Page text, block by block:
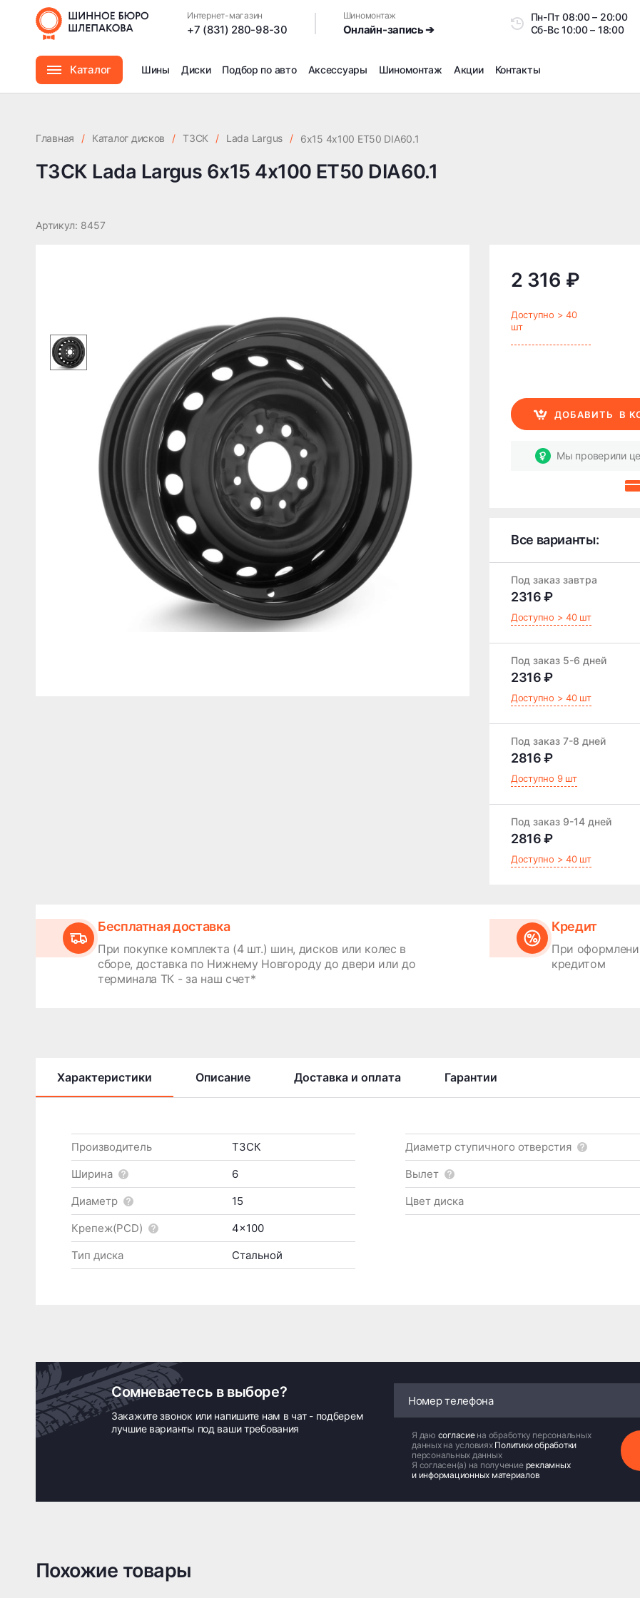
Интернет-магазин
+7 (831) 280-98-30
Шиномонтаж
Онлайн-запись ➔
Пн-Пт08:00 – 20:00
Сб-Вс10:00 – 18:00
Каталог Шины Диски Подбор по авто Аксессуары Шиномонтаж
Сезонное хранение
Дошиповка, Ошиповка, Перешиповка зимней резины
Акции Контакты
ТЗСК Lada Largus 6x15 4x100 ET50 DIA60.1
Главная / Каталог дисков / ТЗСК / Lada Largus / 6x15 4x100 ET50 DIA60.1
ТЗСК Lada Largus 6x15 4x100 ET50 DIA60.1
Артикул: 8457
2 316 ₽
Доступно > 40
шт
ДОБАВИТЬ В
Мы проверили
Все варианты:
Под заказ завтра
2316 ₽
Доступно > 40 шт
Под заказ 5-6 дней
2316 ₽
Доступно > 40 шт
Под заказ 7-8 дней
2816 ₽
Доступно 9 шт
Под заказ 9-14 дней
2816 ₽
Доступно > 40 шт
Бесплатная доставка
При покупке комплекта (4 шт.) шин, дисков или колес в
сборе, доставка по Нижнему Новгороду до двери или до
терминала ТК - за наш счет*
Кредит
При
кредитом
Характеристики Описание Доставка и оплата Гарантии
Производитель
ТЗСК
Ширина
6
Диаметр
15
Крепеж(PCD)
4x100
Тип диска
Стальной
Диаметр ступичного отверстия
Вылет
Цвет диска
Сомневаетесь в выборе?
Закажите звонок или напишите нам в чат - подберем
лучшие варианты под ваши требования
Я даю согласие на обработку персональных
данных на условиях Политики обработки
персональных данных
Я согласен(а) на получение рекламных
и информационных материалов
Похожие товары